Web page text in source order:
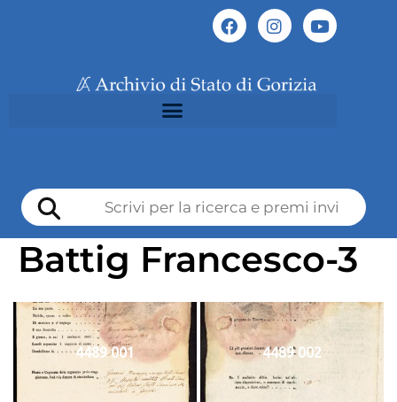
Battig Francesco-3
4489 001 4489 002